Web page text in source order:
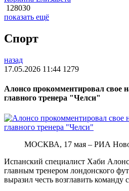
128030
показать ещё
Спорт
назад
17.05.2026 11:44 1279
Алонсо прокомментировал свое
главного тренера "Челси"
МОСКВА, 17 мая – РИА
Испанский специалист Хаби
главным тренером лондонского
выразил честь возглавить